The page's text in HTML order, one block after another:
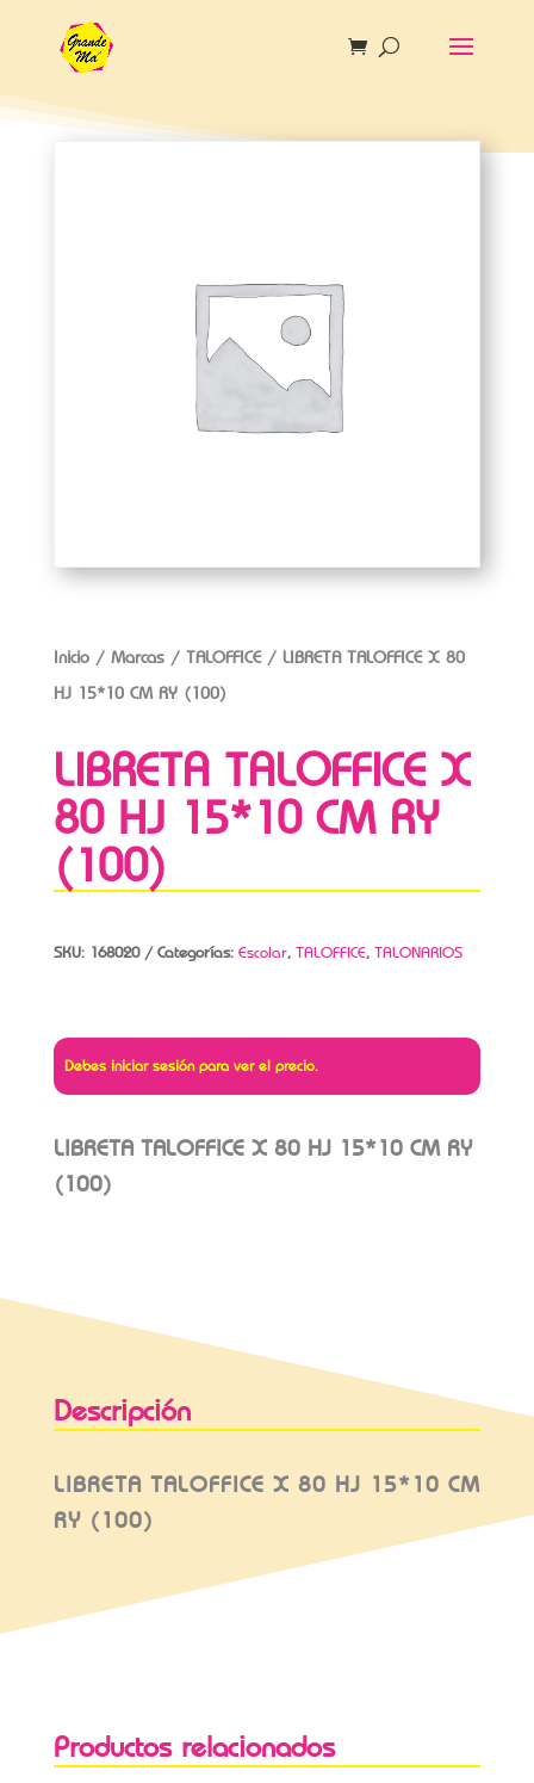
Inicio/ Marcas/ TALOFFICE/ LIBRETA TALOFFICE X 80
HJ 15*10 CM RY (100)
LIBRETA TALOFFICE X
80 HJ 15*10 CM RY
(100)
SKU: 168020 Categorías: Escolar, TALOFFICE, TALONARIOS
Debes iniciar sesión para ver el precio.
LIBRETA TALOFFICE X 80 HJ 15*10 CM RY
(100)
Descripción
LIBRETA TALOFFICE X 80 HJ 15*10 CM
RY (100)
Productos relacionados